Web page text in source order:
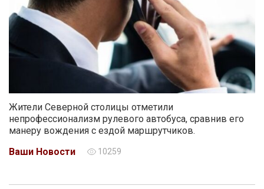
Жители Северной столицы отметили
непрофессионализм рулевого автобуса, сравнив его
манеру вождения с ездой маршрутчиков.
Ваши Новости
10259